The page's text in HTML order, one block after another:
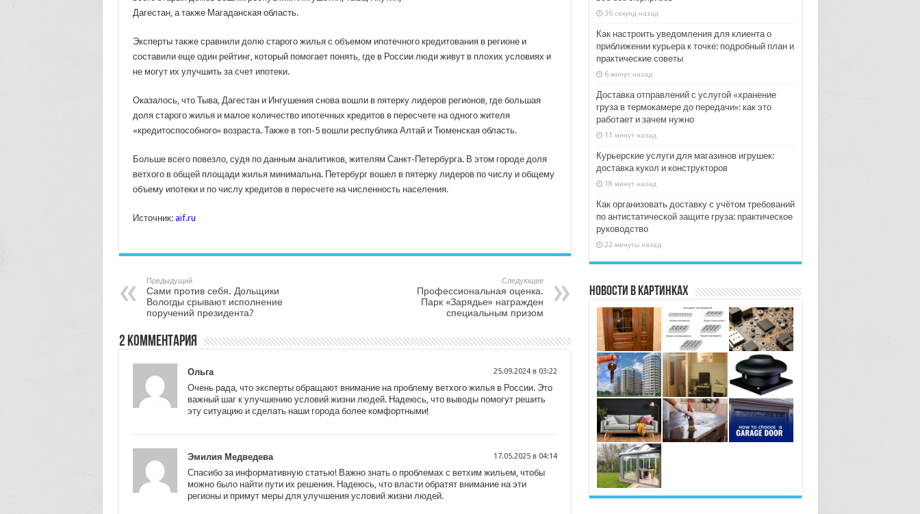
Дагестан, а также Магаданская область.
Эксперты также сравнили долю старого жилья с объемом ипотечного кредитования в регионе и
составили еще один рейтинг, который помогает понять, где в России люди живут в плохих условиях и
не могут их улучшить за счет ипотеки.
Оказалось, что Тыва, Дагестан и Ингушения снова вошли в пятерку лидеров регионов, где большая
доля старого жилья и малое количество ипотечных кредитов в пересчете на одного жителя
«кредитоспособного» возраста. Также в топ-5 вошли республика Алтай и Тюменская область.
Больше всего повезло, судя по данным аналитиков, жителям Санкт-Петербурга. В этом городе доля
ветхого в общей площади жилья минимальна. Петербург вошел в пятерку лидеров по числу и общему
объему ипотеки и по числу кредитов в пересчете на численность населения.
Источник: aif.ru
Предыдущий
Сами против себя. Дольщики
Вологды срывают исполнение
поручений президента?
Следующее
Профессиональная оценка.
Парк «Зарядье» награжден
специальным призом
2 комментария
Ольга 25.09.2024 в 03:22
Очень рада, что эксперты обращают внимание на проблему ветхого жилья в России. Это
важный шаг к улучшению условий жизни людей. Надеюсь, что выводы помогут решить
эту ситуацию и сделать наши города более комфортными!
Эмилия Медведева 17.05.2025 в 04:14
Спасибо за информативную статью! Важно знать о проблемах с ветхим жильем, чтобы
можно было найти пути их решения. Надеюсь, что власти обратят внимание на эти
регионы и примут меры для улучшения условий жизни людей.
36 секунд назад
Как настроить уведомления для клиента о
приближении курьера к точке: подробный план и
практические советы
6 минут назад
Доставка отправлений с услугой «хранение
груза в термокамере до передачи»: как это
работает и зачем нужно
11 минут назад
Курьерские услуги для магазинов игрушек:
доставка кукол и конструкторов
18 минут назад
Как организовать доставку с учётом требований
по антистатической защите груза: практическое
руководство
22 минуты назад
Новости в картинках